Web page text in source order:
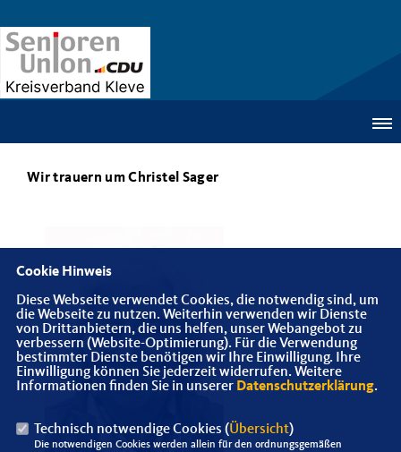
Wir trauern um Christel Sager
Cookie Hinweis
Diese Webseite verwendet Cookies, die notwendig sind, um
die Webseite zu nutzen. Weiterhin verwenden wir Dienste
von Drittanbietern, die uns helfen, unser Webangebot zu
verbessern (Website-Optimierung). Für die Verwendung
bestimmter Dienste benötigen wir Ihre Einwilligung. Ihre
Einwilligung können Sie jederzeit widerrufen. Weitere
Informationen finden Sie in unserer Datenschutzerklärung.
Technisch notwendige Cookies (Übersicht)
Die notwendigen Cookies werden allein für den ordnungsgemäßen